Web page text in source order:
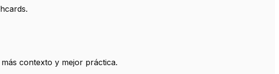
contexto y mejor práctica.